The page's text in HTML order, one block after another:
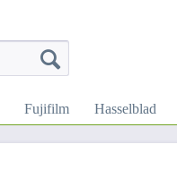
Fujifilm Hasselblad